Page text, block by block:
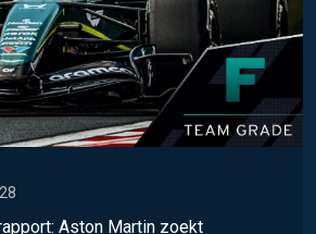
Aston Martin zoekt